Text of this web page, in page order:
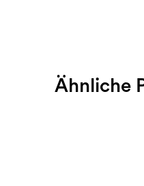
Ähnliche